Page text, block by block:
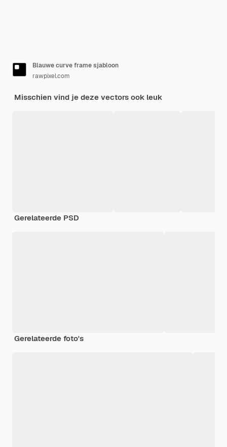
Blauwe curve frame sjabloon
rawpixel.com
Misschien vind je deze vectors ook leuk
Gerelateerde PSD
Gerelateerde foto's